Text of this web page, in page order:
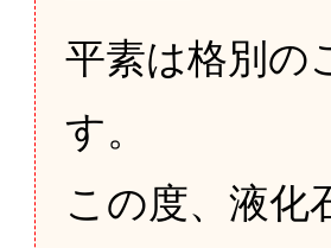
平素は格別の
す。
この度、液化